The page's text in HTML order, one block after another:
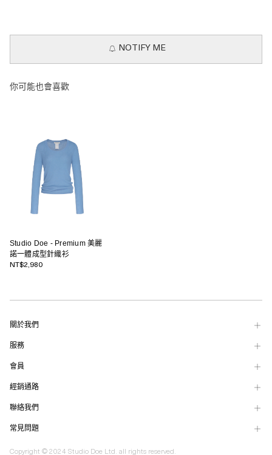
NOTIFY ME
你可能也會喜歡
Studio Doe - Premium 美麗
諾一體成型針織衫
NT$2,980
關於我們
服務
會員
經銷通路
聯絡我們
常見問題
Copyright © 2024 Studio Doe Ltd. all rights reserved.